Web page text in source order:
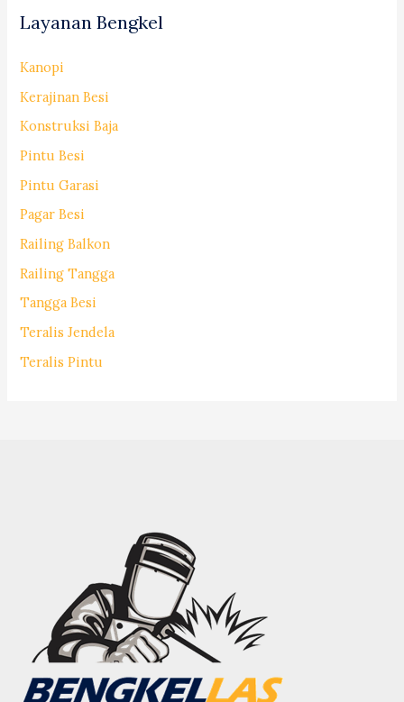
Layanan Bengkel
Kanopi
Kerajinan Besi
Konstruksi Baja
Pintu Besi
Pintu Garasi
Pagar Besi
Railing Balkon
Railing Tangga
Tangga Besi
Teralis Jendela
Teralis Pintu